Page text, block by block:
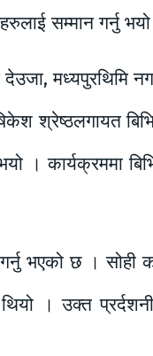
सम्मान गर्नु
मध्यपुरथिमि
श्रेष्ठलगायत
। कार्यक्रममा
भएको छ । सोही
थियो । उक्त